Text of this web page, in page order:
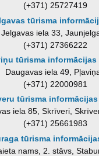
(+371) 25727419
tūrisma
Jelgavas iela 33,
(+371) 27366222
tūrisma
Daugavas iela 49,
(+371) 22000981
tūrisma
iela 85, Skrīveri,
(+371) 25661983
tūrisma
nams, 2. stāvs,